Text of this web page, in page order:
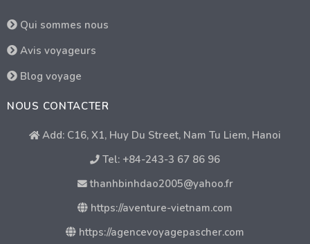
Qui sommes nous
Avis voyageurs
Blog voyage
NOUS CONTACTER
Add: C16, X1, Huy Du Street, Nam Tu Liem, Hanoi
Tel: +84-243-3 67 86 96
thanhbinhdao2005@yahoo.fr
https://aventure-vietnam.com
https://agencevoyagepascher.com